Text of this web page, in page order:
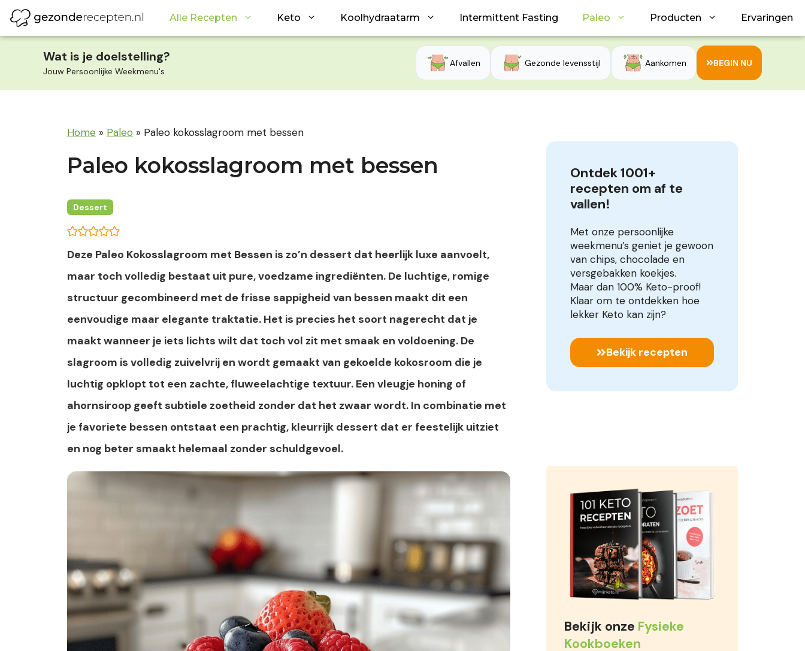
naar
de
Alle Recepten Keto Koolhydraatarm Intermittent Fasting Paleo Producten Ervaringen
Wat is je doelstelling?
Jouw Persoonlijke Weekmenu's
Afvallen Gezonde levensstijl Aankomen BEGIN NU
Home » Paleo » Paleo kokosslagroom met bessen
Paleo kokosslagroom met bessen
Dessert
Deze Paleo Kokosslagroom met Bessen is zo’n dessert dat heerlijk luxe aanvoelt,
maar toch volledig bestaat uit pure, voedzame ingrediënten. De luchtige, romige
structuur gecombineerd met de frisse sappigheid van bessen maakt dit een
eenvoudige maar elegante traktatie. Het is precies het soort nagerecht dat je
maakt wanneer je iets lichts wilt dat toch vol zit met smaak en voldoening. De
slagroom is volledig zuivelvrij en wordt gemaakt van gekoelde kokosroom die je
luchtig opklopt tot een zachte, fluweelachtige textuur. Een vleugje honing of
ahornsiroop geeft subtiele zoetheid zonder dat het zwaar wordt. In combinatie met
je favoriete bessen ontstaat een prachtig, kleurrijk dessert dat er feestelijk uitziet
en nog beter smaakt helemaal zonder schuldgevoel.
Ontdek 1001+
recepten om af te
vallen!
Met onze persoonlijke
weekmenu’s geniet je gewoon
van chips, chocolade en
versgebakken koekjes.
Maar dan 100% Keto-proof!
Klaar om te ontdekken hoe
lekker Keto kan zijn?
Bekijk recepten
Bekijk onze Fysieke
Kookboeken